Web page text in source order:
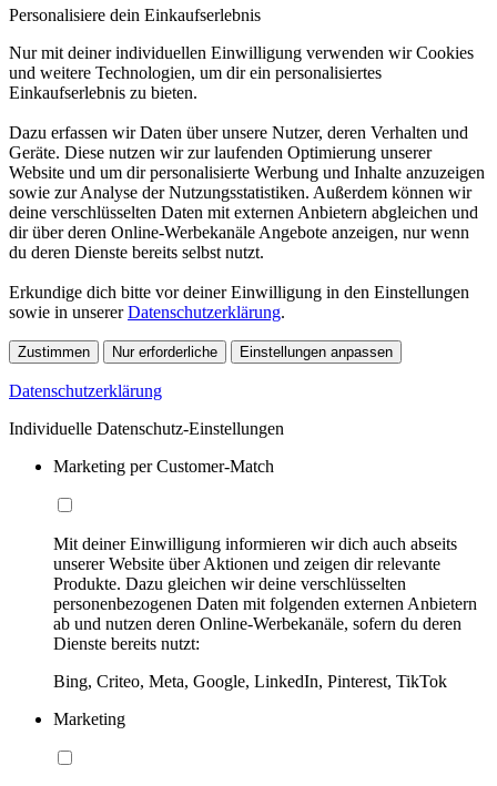
Personalisiere dein Einkaufserlebnis
Nur mit deiner individuellen Einwilligung verwenden wir Cookies
und weitere Technologien, um dir ein personalisiertes
Einkaufserlebnis zu bieten.
Dazu erfassen wir Daten über unsere Nutzer, deren Verhalten und
Geräte. Diese nutzen wir zur laufenden Optimierung unserer
Website und um dir personalisierte Werbung und Inhalte anzuzeigen
sowie zur Analyse der Nutzungsstatistiken. Außerdem können wir
deine verschlüsselten Daten mit externen Anbietern abgleichen und
dir über deren Online-Werbekanäle Angebote anzeigen, nur wenn
du deren Dienste bereits selbst nutzt.
Erkundige dich bitte vor deiner Einwilligung in den Einstellungen
sowie in unsererDatenschutzerklärung.
Zustimmen Nur erforderliche Einstellungen anpassen
Datenschutzerklärung
Individuelle Datenschutz-Einstellungen
Marketing per Customer-Match
Mit deiner Einwilligung informieren wir dich auch abseits
unserer Website über Aktionen und zeigen dir relevante
Produkte. Dazu gleichen wir deine verschlüsselten
personenbezogenen Daten mit folgenden externen Anbietern
ab und nutzen deren Online-Werbekanäle, sofern du deren
Dienste bereits nutzt:
Bing, Criteo, Meta, Google, LinkedIn, Pinterest, TikTok
Marketing